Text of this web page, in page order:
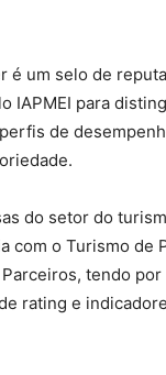
é um selo de
IAPMEI para
de
do setor do
com o Turismo de
tendo por
rating e